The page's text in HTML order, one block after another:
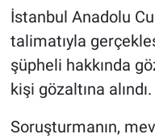
İstanbul Anadolu
talimatıyla
şüpheli hakkında
kişi gözaltına alındı.
Soruşturmanın,